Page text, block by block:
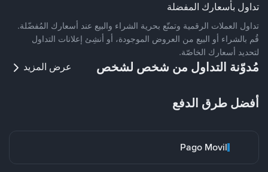
تداول بأسعارك المفضلة
تداول العملات الرقمية وتمتّع بحرية الشراء والبيع عند أسعارك المُفضّلة.
قُم بالشراء أو البيع من العروض الموجودة، أو أنشِئ إعلانات التداول
لتحديد أسعارك الخاصّة.
مُدوّنة التداول من شخص لشخص عرض المزيد
أفضل طرق الدفع
Pago Movil